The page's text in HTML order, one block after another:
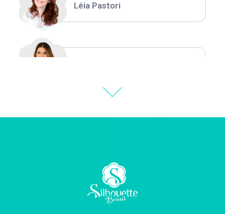
Léia Pastori
Carla Eschberger